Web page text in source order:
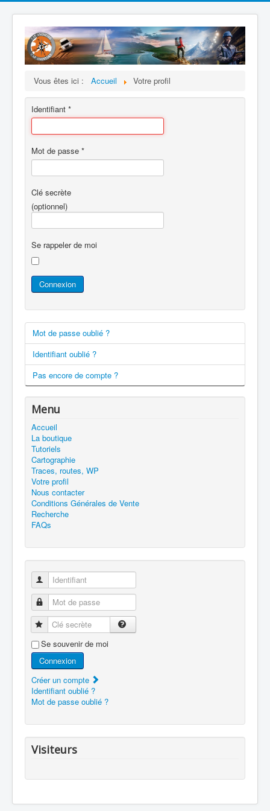
Vous êtes ici : Accueil Votre profil
Identifiant *
Mot de passe *
Clé secrète
(optionnel)
Se rappeler de moi
Connexion
Mot de passe oublié ?
Identifiant oublié ?
Pas encore de compte ?
Menu
Accueil
La boutique
Tutoriels
Cartographie
Traces, routes, WP
Votre profil
Nous contacter
Conditions Générales de Vente
Recherche
FAQs
Identifiant
Mot de passe
Clé secrète
Se souvenir de moi
Connexion
Créer un compte
Identifiant oublié ?
Mot de passe oublié ?
Visiteurs